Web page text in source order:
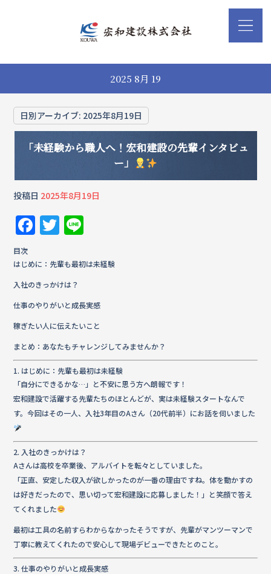
2025 8月 19
日別アーカイブ: 2025年8月19日
「未経験から職人へ！宏和建設の先輩インタビュ
ー」
投稿日 2025年8月19日
F
a
c
e
b
o
o
k
T
w
it
te
r
e
目次
はじめに：先輩も最初は未経験
入社のきっかけは？
仕事のやりがいと成長実感
稼ぎたい人に伝えたいこと
まとめ：あなたもチャレンジしてみませんか？
1. はじめに：先輩も最初は未経験
「自分にできるかな…」と不安に思う方へ朗報です！
宏和建設で活躍する先輩たちのほとんどが、実は未経験スタートなんで
す。今回はその一人、入社3年目のAさん（20代前半）にお話を伺いました
2. 入社のきっかけは？
Aさんは高校を卒業後、アルバイトを転々としていました。
「正直、安定した収入が欲しかったのが一番の理由ですね。体を動かすの
は好きだったので、思い切って宏和建設に応募しました！」と笑顔で答え
てくれました
最初は工具の名前すらわからなかったそうですが、先輩がマンツーマンで
丁寧に教えてくれたので安心して現場デビューできたとのこと。
3. 仕事のやりがいと成長実感